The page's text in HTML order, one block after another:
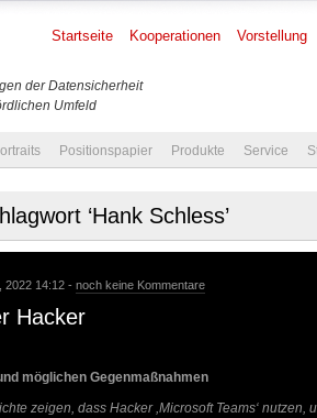
der Datensicherheit
Umfeld
Startseite Kooperationen Vorstellung
Positionspapier Produkte Service
‘Hank Schless’
2022 14:12 - noch keine Kommentare
Hacker
möglichen Gegenmaßnahmen
zeigen, dass Hacker ,Microsoft Teams‘ nutzen,